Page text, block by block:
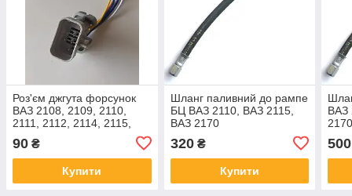
Роз'єм джгута форсунок
ВАЗ 2108, 2109, 2110,
2111, 2112, 2114, 2115,
1118 Каліна, 2170 Пріора,
21214, 2123 Нива
90 ₴
Купити
Шланг паливний до рампе
БЦ ВАЗ 2110, ВАЗ 2115,
ВАЗ 2170
320₴
Купити
ВАЗ
500